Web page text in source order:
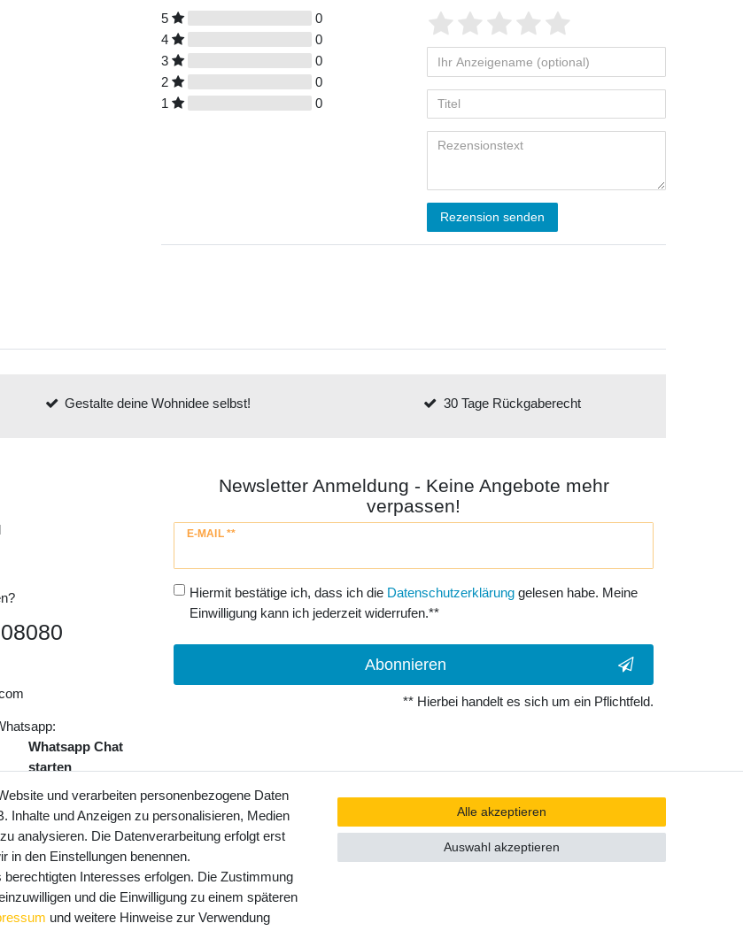
5
0
4
0
3
0
2
0
1
0
Rezension senden
Gestalte deine Wohnidee selbst! 30 Tage Rückgaberecht
Whatsapp Chat
starten
gesetzl. MwSt. und
Versandkosten
Newsletter Anmeldung - Keine Angebote mehr
verpassen!
E-MAIL **
Newsletter
Hiermit bestätige ich, dass ich die Daten­schutz­erklärunggelesen habe. Meine
Einwilligung kann ich jederzeit widerrufen.**
Abonnieren
** Hierbei handelt es sich um ein Pflichtfeld.
und verarbeiten personenbezogene Daten
und Anzeigen zu personalisieren, Medien
analysieren. Die Datenverarbeitung erfolgt erst
in den Einstellungen benennen.
Interesses erfolgen. Die Zustimmung
und die Einwilligung zu einem späteren
und weitere Hinweise zur Verwendung
Alle akzeptieren
Auswahl akzeptieren